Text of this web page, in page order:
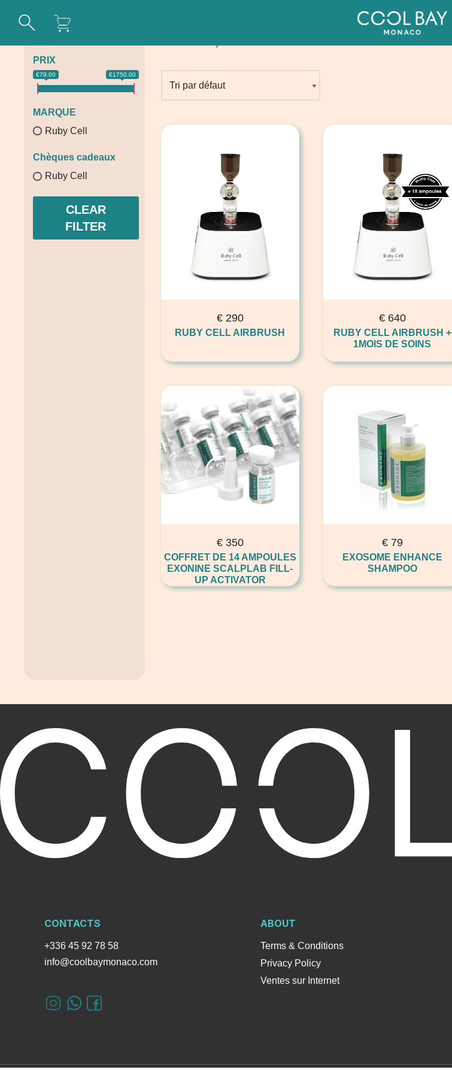
contenu
PRIX
€79.00 €1750.00
MARQUE
Ruby Cell
Chèques cadeaux
Ruby Cell
CLEAR
FILTER
€290
RUBY CELL AIRBRUSH
€640
RUBY CELL AIRBRUSH +
1MOIS DE SOINS
€350
COFFRET DE 14 AMPOULES
EXONINE SCALPLAB FILL-
UP ACTIVATOR
€79
EXOSOME ENHANCE
SHAMPOO
CONTACTS
+336 45 92 78 58
info@coolbaymonaco.com
ABOUT
Terms & Conditions
Privacy Policy
Ventes sur Internet